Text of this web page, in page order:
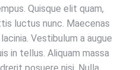
Quisque elit quam,
luctus nunc. Maecenas
Vestibulum a augue
in tellus. Aliquam massa